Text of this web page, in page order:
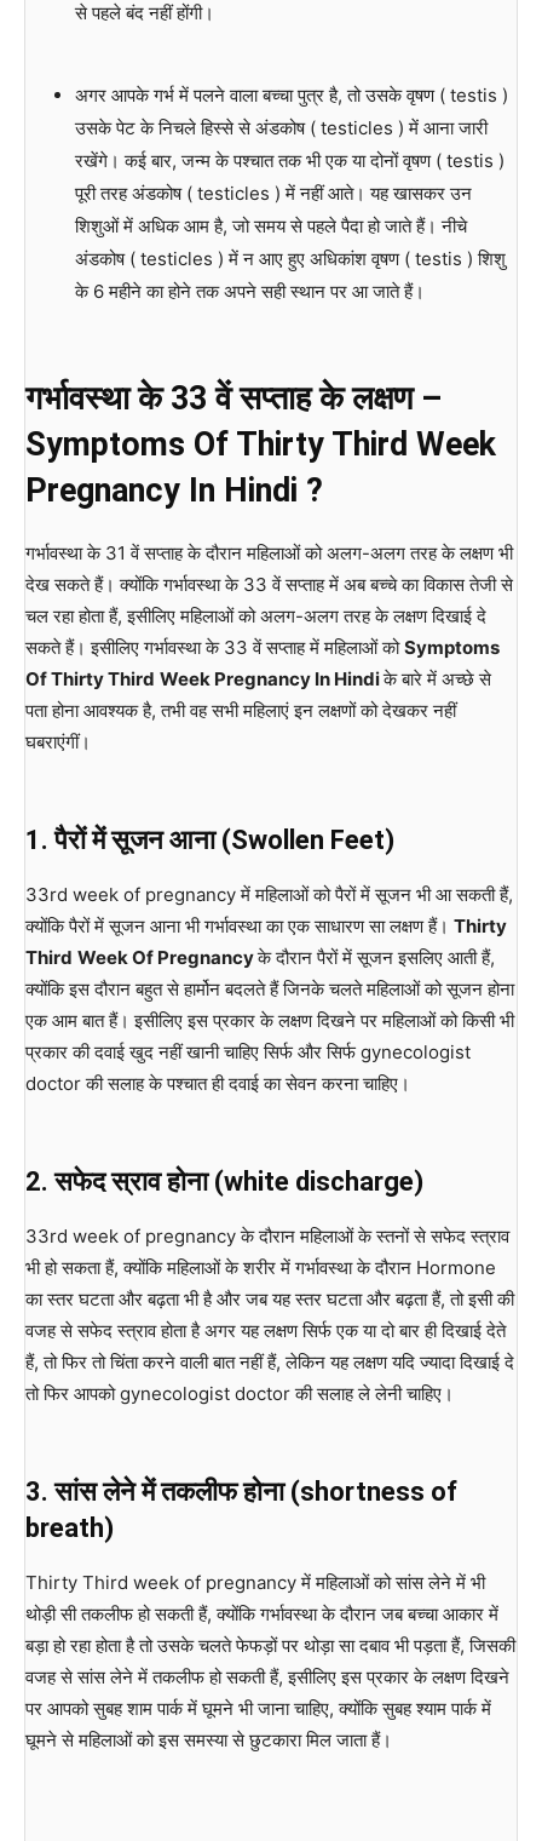
से पहले बंद नहीं होंगी।
अगर आपके गर्भ में पलने वाला बच्चा पुत्र है, तो उसके वृषण ( testis )
उसके पेट के निचले हिस्से से अंडकोष ( testicles ) में आना जारी
रखेंगे। कई बार, जन्म के पश्चात तक भी एक या दोनों वृषण ( testis )
पूरी तरह अंडकोष ( testicles ) में नहीं आते। यह खासकर उन
शिशुओं में अधिक आम है, जो समय से पहले पैदा हो जाते हैं। नीचे
अंडकोष ( testicles ) में न आए हुए अधिकांश वृषण ( testis ) शिशु
के 6 महीने का होने तक अपने सही स्थान पर आ जाते हैं।
गर्भावस्था के 33 वें सप्ताह के लक्षण –
Symptoms Of Thirty Third Week
Pregnancy In Hindi ?
गर्भावस्था के 31 वें सप्ताह के दौरान महिलाओं को अलग-अलग तरह के लक्षण भी
देख सकते हैं। क्योंकि गर्भावस्था के 33 वें सप्ताह में अब बच्चे का विकास तेजी से
चल रहा होता हैं, इसीलिए महिलाओं को अलग-अलग तरह के लक्षण दिखाई दे
सकते हैं। इसीलिए गर्भावस्था के 33 वें सप्ताह में महिलाओं कोSymptoms
Of Thirty Third Week Pregnancy In Hindiके बारे में अच्छे से
पता होना आवश्यक है, तभी वह सभी महिलाएं इन लक्षणों को देखकर नहीं
घबराएंगीं।
1. पैरों में सूजन आना (Swollen Feet)
33rd week of pregnancy में महिलाओं को पैरों में सूजन भी आ सकती हैं,
क्योंकि पैरों में सूजन आना भी गर्भावस्था का एक साधारण सा लक्षण हैं। Thirty
Third Week Of Pregnancyके दौरान पैरों में सूजन इसलिए आती हैं,
क्योंकि इस दौरान बहुत से हार्मोन बदलते हैं जिनके चलते महिलाओं को सूजन होना
एक आम बात हैं। इसीलिए इस प्रकार के लक्षण दिखने पर महिलाओं को किसी भी
प्रकार की दवाई खुद नहीं खानी चाहिए सिर्फ और सिर्फ gynecologist
doctor की सलाह के पश्चात ही दवाई का सेवन करना चाहिए।
2. सफेद स्राव होना (white discharge)
33rd week of pregnancy के दौरान महिलाओं के स्तनों से सफेद स्त्राव
भी हो सकता हैं, क्योंकि महिलाओं के शरीर में गर्भावस्था के दौरान Hormone
का स्तर घटता और बढ़ता भी है और जब यह स्तर घटता और बढ़ता हैं, तो इसी की
वजह से सफेद स्त्राव होता है अगर यह लक्षण सिर्फ एक या दो बार ही दिखाई देते
हैं, तो फिर तो चिंता करने वाली बात नहीं हैं, लेकिन यह लक्षण यदि ज्यादा दिखाई दे
तो फिर आपको gynecologist doctor की सलाह ले लेनी चाहिए।
3. सांस लेने में तकलीफ होना (shortness of
breath)
Thirty Third week of pregnancy में महिलाओं को सांस लेने में भी
थोड़ी सी तकलीफ हो सकती हैं, क्योंकि गर्भावस्था के दौरान जब बच्चा आकार में
बड़ा हो रहा होता है तो उसके चलते फेफड़ों पर थोड़ा सा दबाव भी पड़ता हैं, जिसकी
वजह से सांस लेने में तकलीफ हो सकती हैं, इसीलिए इस प्रकार के लक्षण दिखने
पर आपको सुबह शाम पार्क में घूमने भी जाना चाहिए, क्योंकि सुबह श्याम पार्क में
घूमने से महिलाओं को इस समस्या से छुटकारा मिल जाता हैं।